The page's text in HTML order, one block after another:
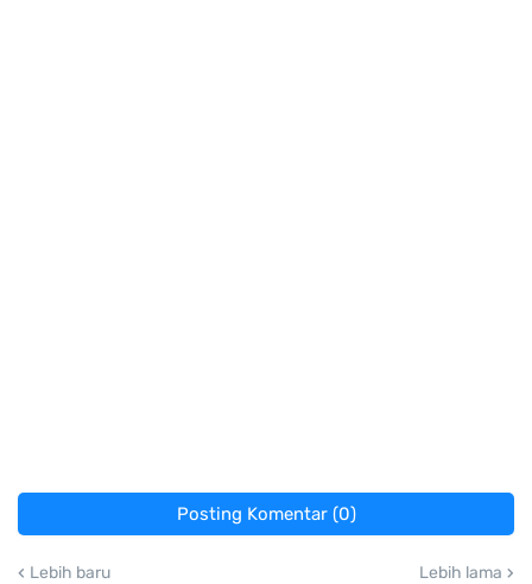
Posting Komentar (0)
Lebih baru Lebih lama